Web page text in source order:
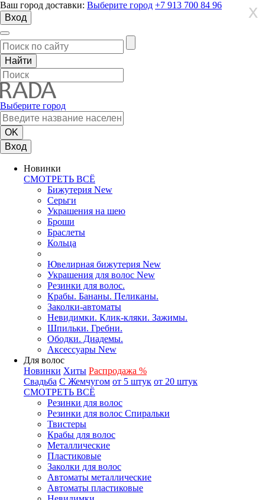
Ваш город доставки: Выберите город +7 913 700 84 96
Вход
Выберите город
Вход
Новинки
СМОТРЕТЬ ВСЁ
Бижутерия New
Серьги
Украшения на шею
Броши
Браслеты
Кольца
Ювелирная бижутерия New
Украшения для волос New
Резинки для волос.
Крабы. Бананы. Пеликаны.
Заколки-автоматы
Невидимки. Клик-кляки. Зажимы.
Шпильки. Гребни.
Ободки. Диадемы.
Аксессуары New
Для волос
Новинки Хиты Распродажа %
Свадьба С Жемчугом от 5 штук от 20 штук
СМОТРЕТЬ ВСЁ
Резинки для волос
Резинки для волос Спиральки
Твистеры
Крабы для волос
Металлические
Пластиковые
Заколки для волос
Автоматы металлические
Автоматы пластиковые
X
X
X